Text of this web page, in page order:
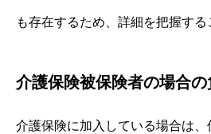
も存在するため、詳細を把握する
介護保険被保険者の場合の
介護保険に加入している場合は